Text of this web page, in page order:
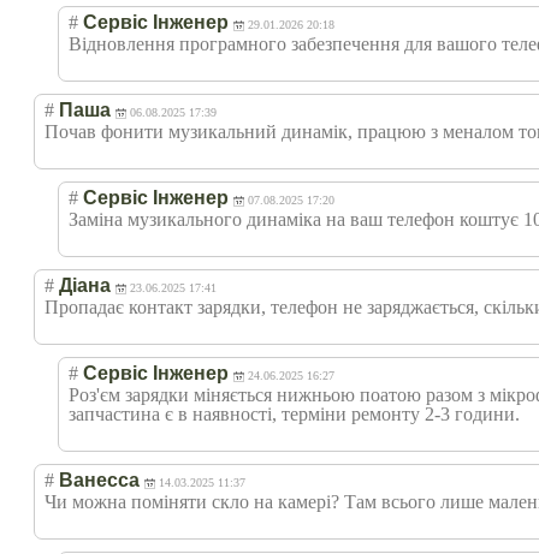
# Сервіс Інженер 29.01.2026 20:18
Відновлення програмного забезпечення для вашого
# Паша 06.08.2025 17:39
Почав фонити музикальний динамік, працюю з меналом
# Сервіс Інженер 07.08.2025 17:20
Заміна музикального динаміка на ваш телефон коштує
# Діана 23.06.2025 17:41
Пропадає контакт зарядки, телефон не заряджається,
# Сервіс Інженер 24.06.2025 16:27
Роз'єм зарядки міняється нижньою поатою разом з
запчастина є в наявності, терміни ремонту 2-3 години.
# Ванесса 14.03.2025 11:37
Чи можна поміняти скло на камері? Там всього лише